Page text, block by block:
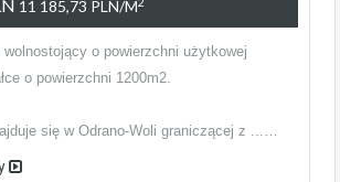
11 185,73 PLN/m
wolnostojący o powierzchni użytkowej
o powierzchni 1200m2.
się w Odrano-Woli graniczącej z ...…